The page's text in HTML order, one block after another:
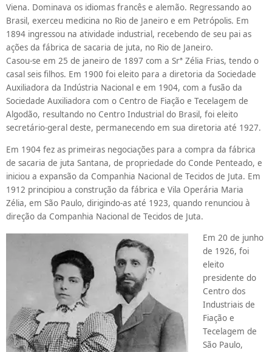
Viena. Dominava os idiomas francês e alemão. Regressando ao
Brasil, exerceu medicina no Rio de Janeiro e em Petrópolis. Em
1894 ingressou na atividade industrial, recebendo de seu pai as
ações da fábrica de sacaria de juta, no Rio de Janeiro.
Casou-se em 25 de janeiro de 1897 com a Srª Zélia Frias, tendo o
casal seis filhos. Em 1900 foi eleito para a diretoria da Sociedade
Auxiliadora da Indústria Nacional e em 1904, com a fusão da
Sociedade Auxiliadora com o Centro de Fiação e Tecelagem de
Algodão, resultando no Centro Industrial do Brasil, foi eleito
secretário-geral deste, permanecendo em sua diretoria até 1927.
Em 1904 fez as primeiras negociações para a compra da fábrica
de sacaria de juta Santana, de propriedade do Conde Penteado, e
iniciou a expansão da Companhia Nacional de Tecidos de Juta. Em
1912 principiou a construção da fábrica e Vila Operária Maria
Zélia, em São Paulo, dirigindo-as até 1923, quando renunciou à
direção da Companhia Nacional de Tecidos de Juta.
Em 20 de junho
de 1926, foi
eleito
presidente do
Centro dos
Industriais de
Fiação e
Tecelagem de
São Paulo,